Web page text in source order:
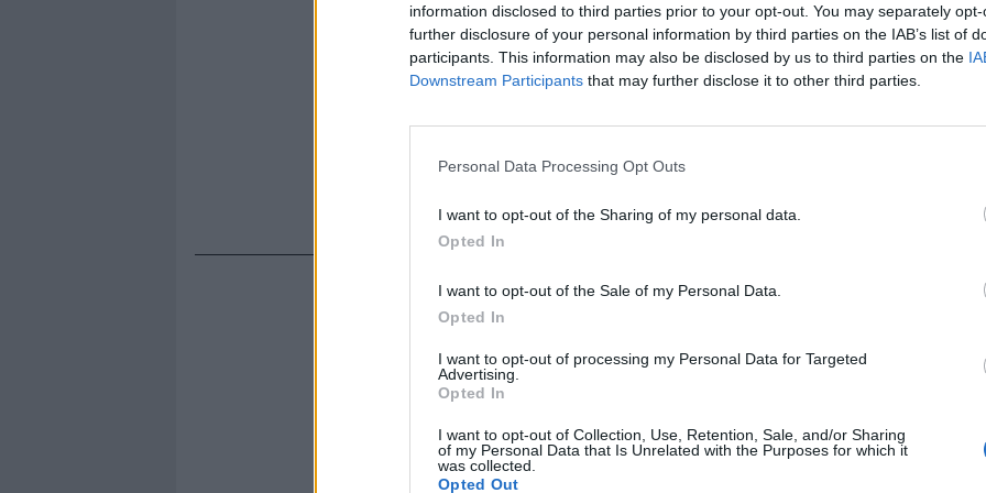
information disclosed to third parties prior to your opt-out. You may separately
further disclosure of your personal information by third parties on the IAB’s list of
participants. This information may also be disclosed by us to third parties on the
Downstream Participants that may further disclose it to other third parties.
Personal Data Processing Opt Outs
I want to opt-out of the Sharing of my personal data.
Opted In
I want to opt-out of the Sale of my Personal Data.
Opted In
I want to opt-out of processing my Personal Data for Targeted
Advertising.
Opted In
I want to opt-out of Collection, Use, Retention, Sale, and/or Sharing
of my Personal Data that Is Unrelated with the Purposes for which it
was collected.
Opted Out
Rudy Giuliani a Come States?
americana